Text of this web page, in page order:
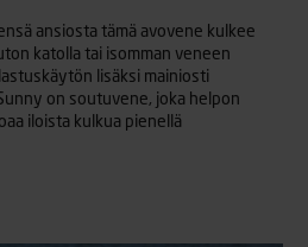
ansiosta tämä avovene kulkee
katolla tai isomman veneen
lisäksi mainiosti
on soutuvene, joka helpon
iloista kulkua pienellä